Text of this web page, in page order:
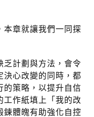
a
o
n
本章就讓我們一同探
乏計劃與方法，會令
決心改變的同時，都
的策略，以提升自信
工作紙填上「我的改
鍊體魄有助強化自控